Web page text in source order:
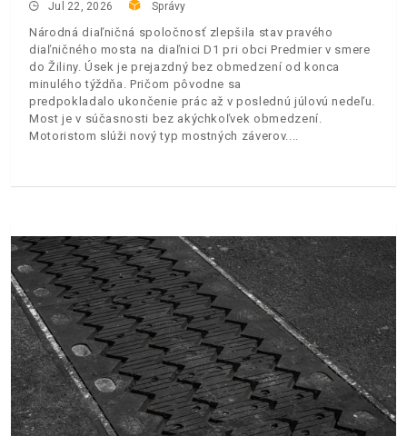
Jul 22, 2026 Správy
Národná diaľničná spoločnosť zlepšila stav pravého
diaľničného mosta na diaľnici D1 pri obci Predmier v smere
do Žiliny. Úsek je prejazdný bez obmedzení od konca
minulého týždňa. Pričom pôvodne sa
predpokladalo ukončenie prác až v poslednú júlovú nedeľu.
Most je v súčasnosti bez akýchkoľvek obmedzení.
Motoristom slúži nový typ mostných záverov.